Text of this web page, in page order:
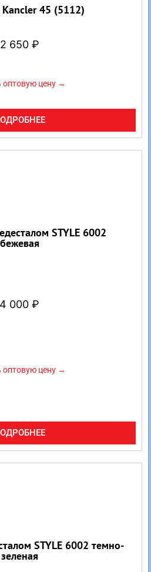
Kancler 45 (5112)
2 650 ₽
оптовую цену →
STYLE 6002
бежевая
4 000 ₽
оптовую цену →
STYLE 6002 темно-
зеленая